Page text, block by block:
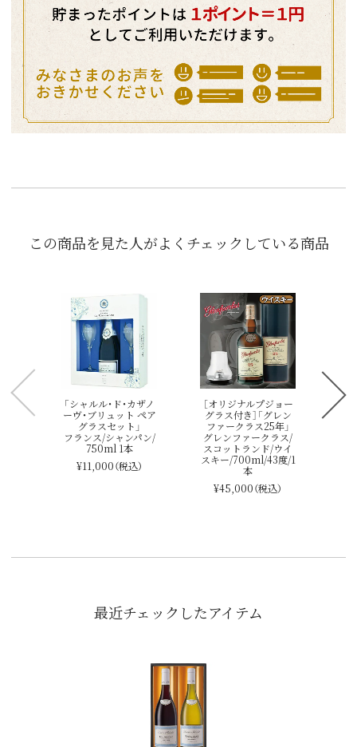
この商品を見た人がよくチェックしている商品
「シャルル・ド・カザノ
ーヴ・ブリュット ペア
グラスセット」
フランス/シャンパン/
750ml 1本
¥11,000（税込）
［オリジナルプジョー
グラス付き］「グレン
ファークラス25年」
グレンファークラス/
スコットランド/ウイ
スキー/700ml/43度/1
本
¥45,000（税込）
最近チェックしたアイテム